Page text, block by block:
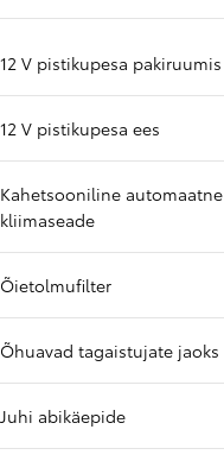
12 V pistikupesa pakiruumis
12 V pistikupesa ees
Kahetsooniline automaatne
kliimaseade
Õietolmufilter
Õhuavad tagaistujate jaoks
Juhi abikäepide